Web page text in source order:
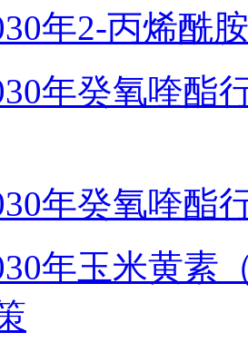
年2-丙烯酰
年癸氧喹酯
年癸氧喹酯
年玉米黄素